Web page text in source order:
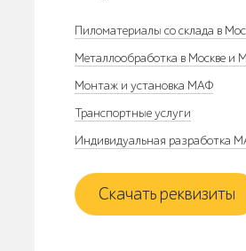
Пиломатериалы со склада в
Металлообработка в Москве и
Монтаж и установка МАФ
Транспортные услуги
Индивидуальная разработка
Скачать реквизиты